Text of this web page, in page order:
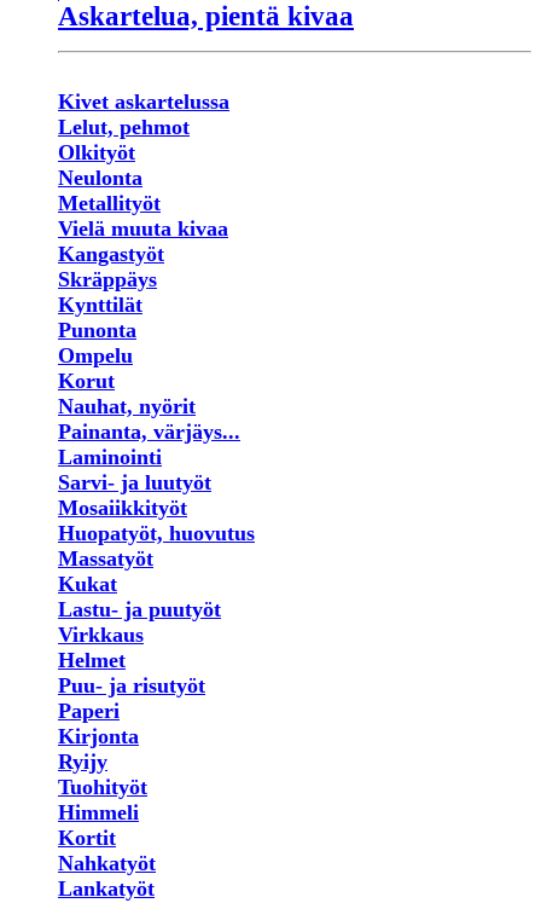
Askartelua, pientä kivaa
Kivet askartelussa
Lelut, pehmot
Olkityöt
Neulonta
Metallityöt
Vielä muuta kivaa
Kangastyöt
Skräppäys
Kynttilät
Punonta
Ompelu
Korut
Nauhat, nyörit
Painanta, värjäys...
Laminointi
Sarvi- ja luutyöt
Mosaiikkityöt
Huopatyöt, huovutus
Massatyöt
Kukat
Lastu- ja puutyöt
Virkkaus
Helmet
Puu- ja risutyöt
Paperi
Kirjonta
Ryijy
Tuohityöt
Himmeli
Kortit
Nahkatyöt
Lankatyöt